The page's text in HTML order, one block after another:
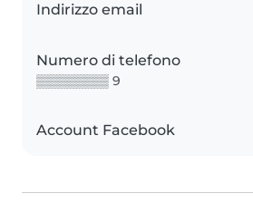
Indirizzo email
Numero di telefono
▒▒▒▒▒▒▒▒ 9
Account Facebook